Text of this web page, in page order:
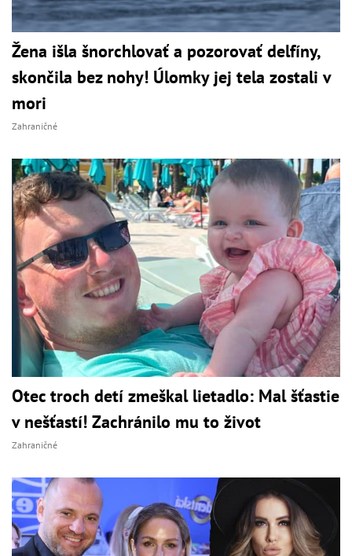
Žena išla šnorchlovať a pozorovať delfíny,
skončila bez nohy! Úlomky jej tela zostali v
mori
Zahraničné
Otec troch detí zmeškal lietadlo: Mal šťastie
v nešťastí! Zachránilo mu to život
Zahraničné